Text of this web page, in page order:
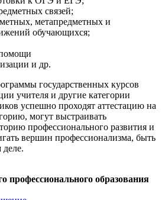
связей;
метапредметных и
обучающихся;
и др.
государственных курсов
учителя и другие категории
успешно проходят аттестацию на
могут выстраивать
профессионального развития и
вершин профессионализма, быть
профессионального образования